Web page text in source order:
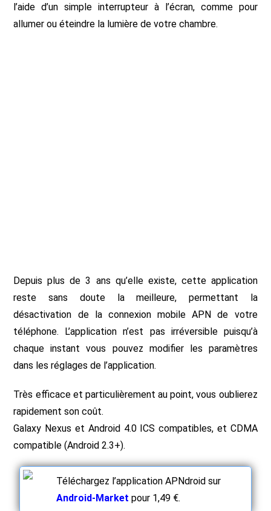
l’aide d’un simple interrupteur à l’écran, comme pour
allumer ou éteindre la lumière de votre chambre.
Depuis plus de 3 ans qu’elle existe, cette application
reste sans doute la meilleure, permettant la
désactivation de la connexion mobile APN de votre
téléphone. L’application n’est pas irréversible puisqu’à
chaque instant vous pouvez modifier les paramètres
dans les réglages de l’application.
Très efficace et particulièrement au point, vous oublierez
rapidement son coût.
Galaxy Nexus et Android 4.0 ICS compatibles, et CDMA
compatible (Android 2.3+).
Téléchargez l’application APNdroid sur
Android-Market pour 1,49 €.